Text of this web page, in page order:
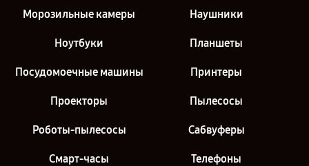
Морозильные камеры Наушники
Ноутбуки Планшеты
Посудомоечные машины Принтеры
Проекторы Пылесосы
Роботы-пылесосы Сабвуферы
Смарт-часы Телефоны